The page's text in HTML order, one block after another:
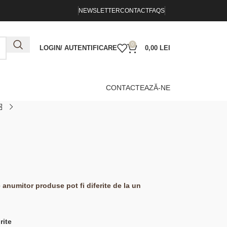
NEWSLETTERCONTACTFAQS
LOGIN/ AUTENTIFICARE
0
0,00 LEI
CONTACTEAZĂ-NE
produse pot fi diferite de la un